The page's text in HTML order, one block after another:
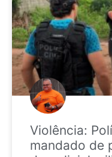
Violência:
mandado de